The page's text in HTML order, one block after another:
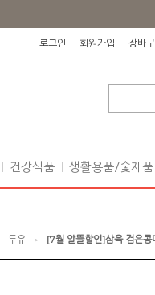
로그인 회원가입 장바
건강식품 생활용품/숯제품
두유 > [7월 알뜰할인]삼육 검은